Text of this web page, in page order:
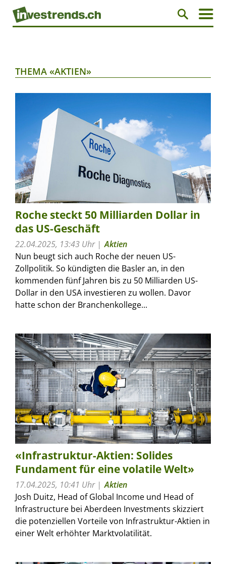
THEMA «AKTIEN»
Roche steckt 50 Milliarden Dollar in
das US-Geschäft
22.04.2025, 13:43 Uhr
Aktien
Nun beugt sich auch Roche der neuen US-
Zollpolitik. So kündigten die Basler an, in den
kommenden fünf Jahren bis zu 50 Milliarden US-
Dollar in den USA investieren zu wollen. Davor
hatte schon der Branchenkollege...
«Infrastruktur-Aktien: Solides
Fundament für eine volatile Welt»
17.04.2025, 10:41 Uhr
Aktien
Josh Duitz, Head of Global Income und Head of
Infrastructure bei Aberdeen Investments skizziert
die potenziellen Vorteile von Infrastruktur-Aktien in
einer Welt erhöhter Marktvolatilität.